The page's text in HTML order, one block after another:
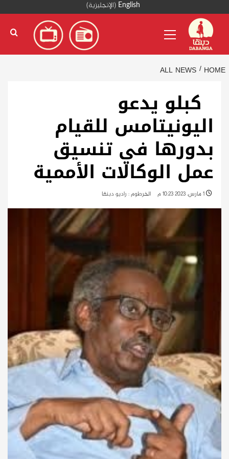
content
English
(الإنجليزية)
Menu
HOME
ALL NEWS
كبلو يدعو
اليونيتامس للقيام
بدورها في تنسيق
عمل الوكالات الأممية
الخرطوم : راديو دبنقا